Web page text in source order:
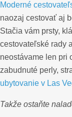
Moderné
naozaj cestovať aj
Stačia vám prsty,
cestovateľské rady
neostávame len pri
zabudnuté perly,
ubytovanie v Las
Takže ostaňte